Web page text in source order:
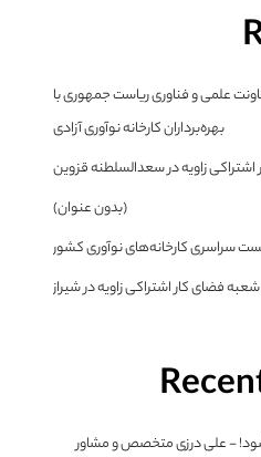
علمی و فناوری ریاست جمهوری با
بهره‌برداران کارخانه نوآوری آزادی
زاویه در سعدالسلطنه قزوین
(بدون عنوان)
سراسری کارخانه‌های نوآوری کشور
فضای کار اشتراکی زاویه در شیراز
شود! - علی درزی متخصص و مشاور